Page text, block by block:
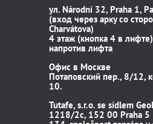
ул. Národní 32, Praha 1,
(вход через арку со
Charvátova)
4 этаж (кнопка 4 в
напротив лифта
Офис в Москве
Потаповский пер., 8/12,
10.
Tutafe, s.r.o. se sídlem
1218/2c, 152 00 Praha 5